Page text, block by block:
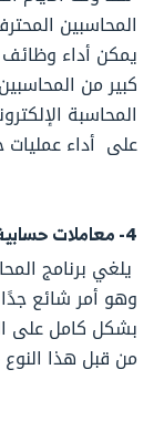
المحاسبين
يمكن أداء
كبير من
المحاسبة
على أداء عمليات
4- معاملات حسابية موثوقة للغاية
يلغي برنامج
وهو أمر شائع
بشكل كامل على
من قبل هذا